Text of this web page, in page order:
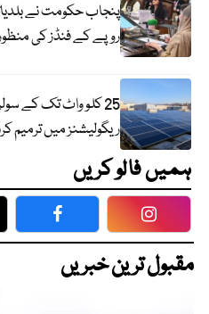
روپے کے فنڈز کی
25 کلو واٹ تک کے
ریگولیشنز میں ترمیم
ہمیں فالو کریں
Facebook
مقبول ترین خبریں